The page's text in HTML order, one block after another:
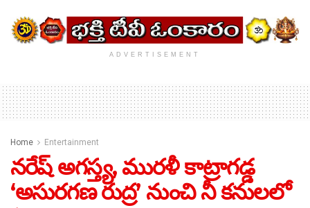
ADVERTISEMENT
Home Entertainment
నరేష్‌ అగస్త్య, మురళీ కాట్రాగడ్డ
‘అసురగణ రుద్ర’ నుంచి నీ కనులలో